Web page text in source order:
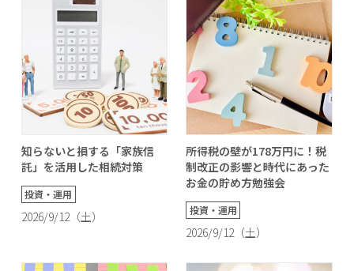
知らないと損する「家族信
託」を活用した相続対策
投資・運用
2026/9/12（土）
所得税の壁が178万円に！税
制改正の影響と時代にあった
お金の貯め方勉強会
投資・運用
2026/9/12（土）